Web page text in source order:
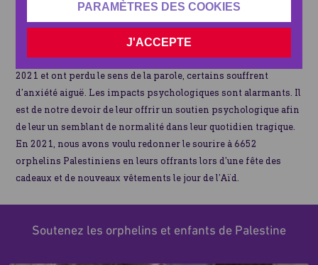
PARAMÈTRES DES COOKIES
J'ACCEPTE
Certains enfants sont restés traumatisés des attaques de mai
2021 et ont perdu le sens de la parole, certains souffrent
d’anxiété aiguë. Les impacts psychologiques sont alarmants. Il
est de notre devoir de leur offrir un soutien psychologique afin
de leur un semblant de normalité dans leur quotidien tragique.
En 2021, nous avons voulu redonner le sourire à 6652
orphelins Palestiniens en leurs offrants lors d’une fête des
cadeaux et de nouveaux vêtements le jour de l’Aïd.
Soutenez les orphelins et enfants de Palestine